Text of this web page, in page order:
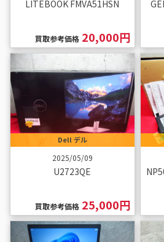
LITEBOOK FMVA51HSN
買取参考価格20,000円
Dell デル
2025/05/09
U2723QE
買取参考価格25,000円